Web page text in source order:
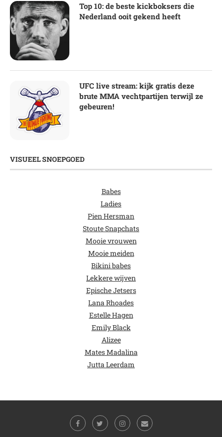
Top 10: de beste kickboksers die
Nederland ooit gekend heeft
UFC live stream: kijk gratis deze
brute MMA vechtpartijen terwijl ze
gebeuren!
VISUEEL SNOEPGOED
Babes
Ladies
Pien Hersman
Stoute Snapchats
Mooie vrouwen
Mooie meiden
Bikini babes
Lekkere wijven
Epische Jetsers
Lana Rhoades
Estelle Hagen
Emily Black
Alizee
Mates Madalina
Jutta Leerdam